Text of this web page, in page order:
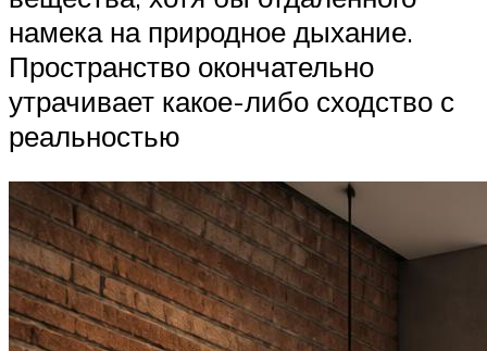
намека на природное дыхание.
Пространство окончательно
утрачивает какое-либо сходство с
реальностью